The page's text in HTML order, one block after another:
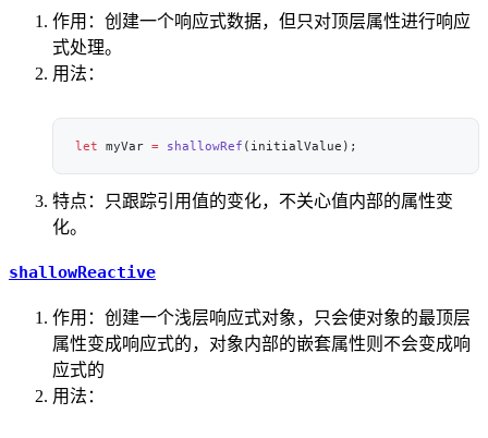
作用：创建一个响应式数据，但只对顶层属性进行响应
式处理。
用法：
let myVar = shallowRef
特点：只跟踪引用值的变化，不关心值内部的属性变
化。
shallowReactive
作用：创建一个浅层响应式对象，只会使对象的最顶层
属性变成响应式的，对象内部的嵌套属性则不会变成响
应式的
用法：